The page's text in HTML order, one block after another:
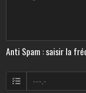
Anti Spam : saisir la